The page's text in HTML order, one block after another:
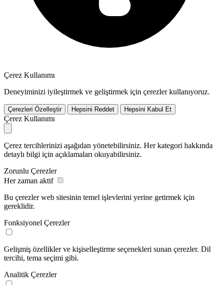
Çerez Kullanımı
Deneyiminizi iyileştirmek ve geliştirmek için çerezler kullanıyoruz.
Çerezleri Özelleştir Hepsini Reddet Hepsini Kabul Et
Çerez Kullanımı
Çerez tercihlerinizi aşağıdan yönetebilirsiniz. Her kategori hakkında
detaylı bilgi için açıklamaları okuyabilirsiniz.
Zorunlu Çerezler
Her zaman aktif
Bu çerezler web sitesinin temel işlevlerini yerine getirmek için
gereklidir.
Fonksiyonel Çerezler
Gelişmiş özellikler ve kişiselleştirme seçenekleri sunan çerezler. Dil
tercihi, tema seçimi gibi.
Analitik Çerezler